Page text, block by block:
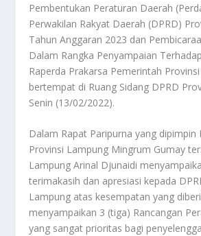
Pembentukan Peraturan Daerah
Perwakilan Rakyat Daerah (DPRD)
Tahun Anggaran 2023 dan
Dalam Rangka Penyampaian
Raperda Prakarsa Pemerintah
bertempat di Ruang Sidang DPRD
Senin (13/02/2022).
Dalam Rapat Paripurna yang dipimpin
Provinsi Lampung Mingrum Gumay
Lampung Arinal Djunaidi
terimakasih dan apresiasi kepada
Lampung atas kesempatan yang
menyampaikan 3 (tiga) Rancangan
yang sangat prioritas bagi